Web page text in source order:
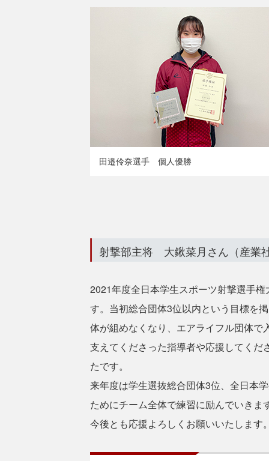
田邉伶奈選手 個人優勝
射撃部主将 大鍬菜月さん（産業
2021年度全日本学生スポーツ射撃選手
す。当初総合団体3位以内という目標を
体が組めなくなり、エアライフル団体
支えてくださった指導者や応援してく
たです。
来年度は学生選抜総合団体3位、全日本
ためにチーム全体で練習に励んでいきま
今後とも応援よろしくお願いいたします